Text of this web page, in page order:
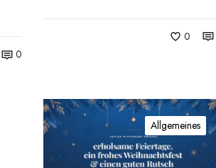
0
0
W
e
Allgemeines